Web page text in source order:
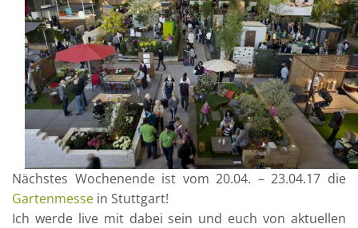
Nächstes Wochenende ist vom 20.04. – 23.04.17 die
Gartenmesse in Stuttgart!
Ich werde live mit dabei sein und euch von aktuellen